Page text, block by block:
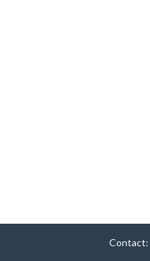
Contact: